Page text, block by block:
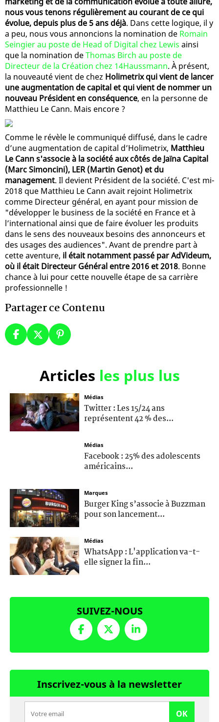
nous vous tenons régulièrement au courant de ce qui
évolue, depuis plus de 5 ans déjà. Dans cette logique, il y
a peu, nous vous annoncions la nomination de Romain
Seingier au poste de Head of Digital chez Lewis ainsi
que la nomination deThomas Birch au poste de
Directeur de la Création chez 14Haussmann. À présent,
la nouveauté vient de chez Holimetrix qui vient de lancer
une augmentation de capital et qui vient de nommer un
nouveau Président en conséquence, en la personne de
Matthieu Le Cann. Mais encore ?
Comme le révèle le communiqué diffusé, dans le cadre
d’une augmentation de capital d’Holimetrix, Matthieu
Le Cann s'associe à la société aux côtés de Jaïna Capital
(Marc Simoncini), LER (Martin Genot) et du
management. Il devient Président de la société. C'est mi-
2018 que Matthieu Le Cann avait rejoint Holimetrix
comme Directeur général, en ayant pour mission de
"développer le business de la société en France et à
l’international ainsi que de faire évoluer les produits
dans le sens des nouveaux besoins des annonceurs et
des usages des audiences". Avant de prendre part à
cette aventure, il était notamment passé par AdVideum,
où il était Directeur Général entre 2016 et 2018. Bonne
chance à lui pour cette nouvelle étape de sa carrière
professionnelle !
Partager ce Contenu
Articles les plus lus
Médias
Twitter : Les 15/24 ans
représentent 42 % des...
Médias
Facebook : 25% des adolescents
américains...
Marques
Burger King s’associe à Buzzman
pour son lancement...
Médias
WhatsApp : L'application va-t-
elle signer la fin...
SUIVEZ-NOUS
Inscrivez-vous à la newsletter
OK